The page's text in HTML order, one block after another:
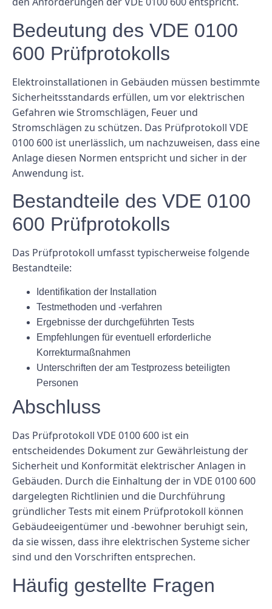
Bedeutung des VDE 0100
600 Prüfprotokolls
Elektroinstallationen in Gebäuden müssen bestimmte
Sicherheitsstandards erfüllen, um vor elektrischen
Gefahren wie Stromschlägen, Feuer und
Stromschlägen zu schützen. Das Prüfprotokoll VDE
0100 600 ist unerlässlich, um nachzuweisen, dass eine
Anlage diesen Normen entspricht und sicher in der
Anwendung ist.
Bestandteile des VDE 0100
600 Prüfprotokolls
Das Prüfprotokoll umfasst typischerweise folgende
Bestandteile:
Identifikation der Installation
Testmethoden und -verfahren
Ergebnisse der durchgeführten Tests
Empfehlungen für eventuell erforderliche
Korrekturmaßnahmen
Unterschriften der am Testprozess beteiligten
Personen
Abschluss
Das Prüfprotokoll VDE 0100 600 ist ein
entscheidendes Dokument zur Gewährleistung der
Sicherheit und Konformität elektrischer Anlagen in
Gebäuden. Durch die Einhaltung der in VDE 0100 600
dargelegten Richtlinien und die Durchführung
gründlicher Tests mit einem Prüfprotokoll können
Gebäudeeigentümer und -bewohner beruhigt sein,
da sie wissen, dass ihre elektrischen Systeme sicher
sind und den Vorschriften entsprechen.
Häufig gestellte Fragen